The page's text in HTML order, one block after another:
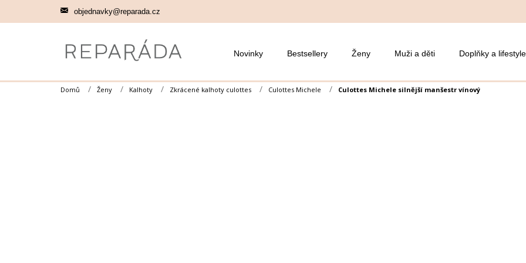
objednavky@reparada.cz
Novinky Bestsellery Ženy Muži a děti Doplňky a lifestyle
Domů Ženy Kalhoty Zkrácené kalhoty culottes Culottes Michele Culottes Michele silnější manšestr vínový